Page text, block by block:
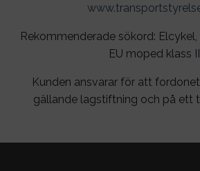
Rekommenderade sökord: Elcykel,
EU moped klass
Kunden ansvarar för att
gällande lagstiftning och på ett